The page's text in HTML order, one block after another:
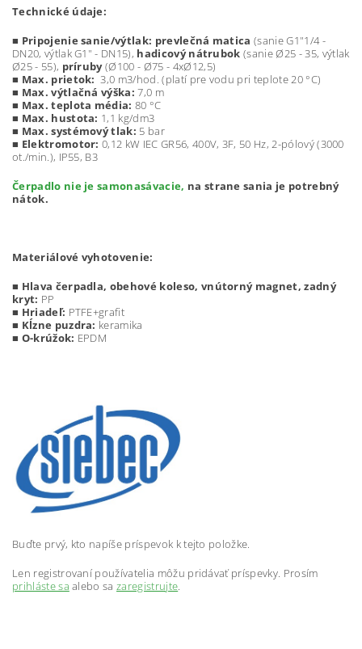
Technické údaje:
■ Pripojenie sanie/výtlak: prevlečná matica (sanie G1"1/4 -
DN20, výtlak G1" - DN15), hadicový nátrubok (sanie Ø25 - 35, výtlak
Ø25 - 55), príruby(Ø100 - Ø75 - 4xØ12,5)
■ Max. prietok:3,0 m3/hod. (platí pre vodu pri teplote 20 °C)
■ Max. výtlačná výška:7,0 m
■ Max. teplota média: 80 °C
■ Max. hustota: 1,1 kg/dm3
■ Max. systémový tlak: 5 bar
■ Elektromotor:0,12 kW IEC GR56, 400V, 3F, 50 Hz, 2-pólový (3000
ot./min.), IP55, B3
Čerpadlo nie je samonasávacie, na strane sania je potrebný
nátok.
Materiálové vyhotovenie:
■ Hlava čerpadla, obehové koleso, vnútorný magnet, zadný
kryt: PP
■ Hriadeľ: PTFE+grafit
■ Kĺzne puzdra: keramika
■ O-krúžok: EPDM
Buďte prvý, kto napíše príspevok k tejto položke.
Len registrovaní používatelia môžu pridávať príspevky. Prosím
prihláste sa alebo sazaregistrujte.